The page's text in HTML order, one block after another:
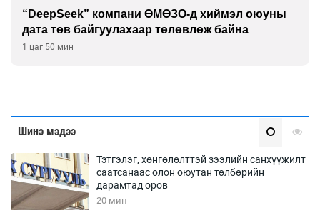
“DeepSeek” компани ӨМӨЗО-д хиймэл оюуны
дата төв байгуулахаар төлөвлөж байна
1 цаг 50 мин
Шинэ мэдээ
Тэтгэлэг, хөнгөлөлттэй зээлийн санхүүжилт
саатсанаас олон оюутан төлбөрийн
дарамтад оров
20 мин